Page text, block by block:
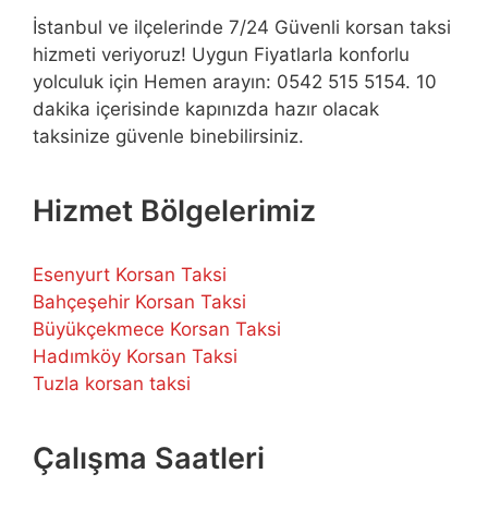
İstanbul ve ilçelerinde 7/24 Güvenli korsan taksi
hizmeti veriyoruz! Uygun Fiyatlarla konforlu
yolculuk için Hemen arayın: 0542 515 5154. 10
dakika içerisinde kapınızda hazır olacak
taksinize güvenle binebilirsiniz.
Hizmet Bölgelerimiz
Esenyurt Korsan Taksi
Bahçeşehir Korsan Taksi
Büyükçekmece Korsan Taksi
Hadımköy Korsan Taksi
Tuzla korsan taksi
Çalışma Saatleri